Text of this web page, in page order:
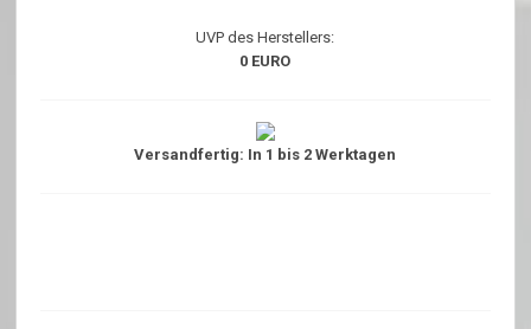
UVP des Herstellers:
0 EURO
Versandfertig: In 1 bis 2 Werktagen